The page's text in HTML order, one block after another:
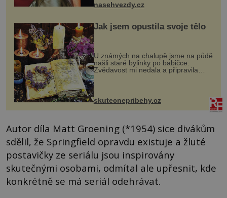
nasehvezdy.cz
Jak jsem opustila svoje tělo
U známých na chalupě jsme na půdě
našli staré bylinky po babičce.
Zvědavost mi nedala a připravila
jsem si z nich lektvar… Zimní pobyt
na chalupě se pro mě vlastní vinou
změnil v děsivý zážitek, na kt...
skutecnepribehy.cz
Autor díla Matt Groening (*1954) sice divákům
sdělil, že Springfield opravdu existuje a žluté
postavičky ze seriálu jsou inspirovány
skutečnými osobami, odmítal ale upřesnit, kde
konkrétně se má seriál odehrávat.